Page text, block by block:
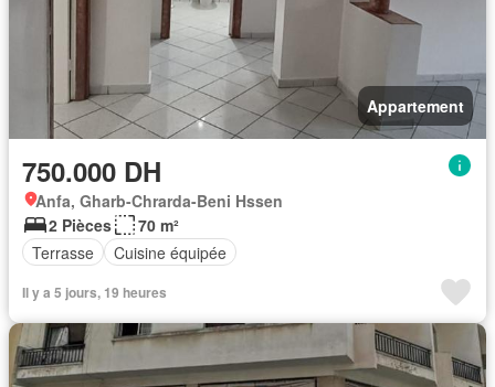
Appartement
750.000 DH
Anfa, Gharb-Chrarda-Beni Hssen
2 Pièces
70 m²
Terrasse
Cuisine équipée
Il y a 5 jours, 19 heures